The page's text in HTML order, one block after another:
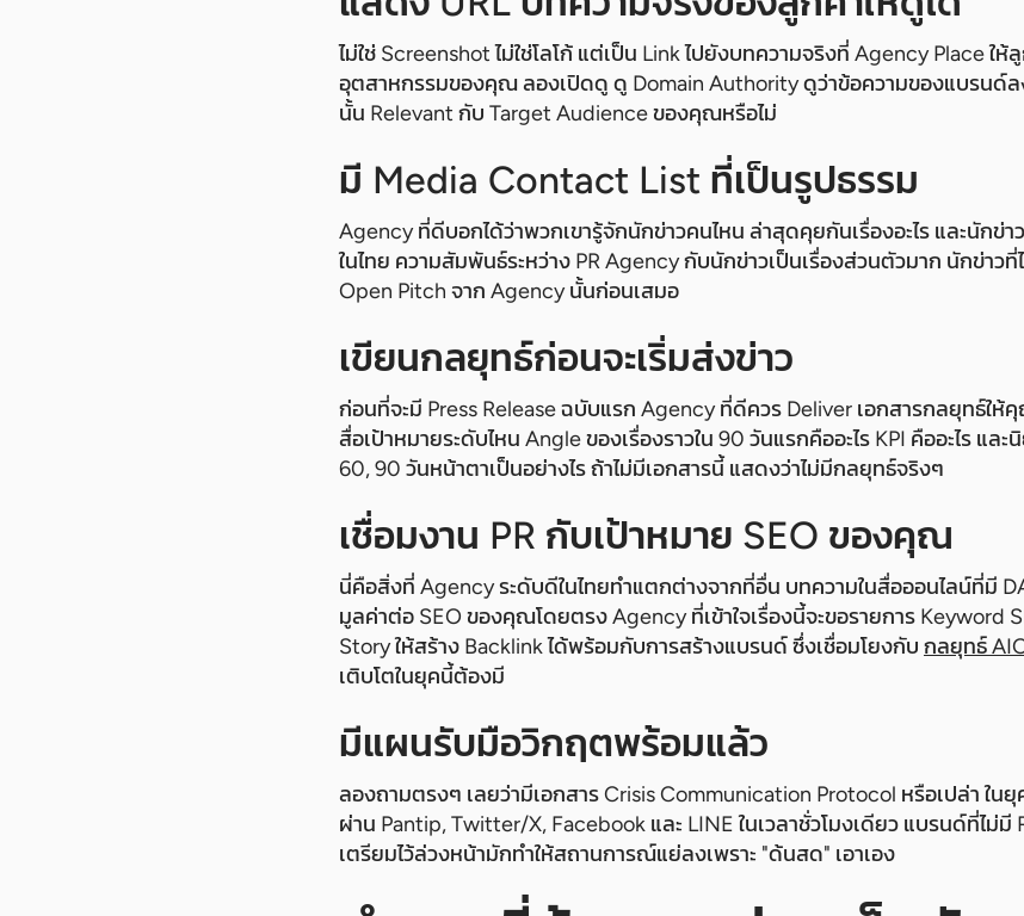
ไม่ใช่ Screenshot ไม่ใช่โลโก้ แต่เป็น Link ไปยังบทความจริงที่ Agency Place ใ
อุตสาหกรรมของคุณ ลองเปิดดู ดู Domain Authority ดูว่าข้อความของแบรนด์ล
นั้น Relevant กับ Target Audience ของคุณหรือไม่
มี Media Contact List ที่เป็นรูปธรรม
Agency ที่ดีบอกได้ว่าพวกเขารู้จักนักข่าวคนไหน ล่าสุดคุยกันเรื่องอะไร และนักข่า
ในไทย ความสัมพันธ์ระหว่าง PR Agency กับนักข่าวเป็นเรื่องส่วนตัวมาก นักข่าวที่
Open Pitch จาก Agency นั้นก่อนเสมอ
เขียนกลยุทธ์ก่อนจะเริ่มส่งข่าว
ก่อนที่จะมี Press Release ฉบับแรก Agency ที่ดีควร Deliver เอกสารกลยุทธ์ให้
สื่อเป้าหมายระดับไหน Angle ของเรื่องราวใน 90 วันแรกคืออะไร KPI คืออะไร แล
60, 90 วันหน้าตาเป็นอย่างไร ถ้าไม่มีเอกสารนี้ แสดงว่าไม่มีกลยุทธ์จริงๆ
เชื่อมงาน PR กับเป้าหมาย SEO ของคุณ
นี่คือสิ่งที่ Agency ระดับดีในไทยทำแตกต่างจากที่อื่น บทความในสื่อออนไลน์ที่มี
มูลค่าต่อ SEO ของคุณโดยตรง Agency ที่เข้าใจเรื่องนี้จะขอรายการ Keyword
Story ให้สร้าง Backlink ได้พร้อมกับการสร้างแบรนด์ ซึ่งเชื่อมโยงกับ กลยุทธ์
เติบโตในยุคนี้ต้องมี
มีแผนรับมือวิกฤตพร้อมแล้ว
ลองถามตรงๆ เลยว่ามีเอกสาร Crisis Communication Protocol หรือเปล่า ในยุ
ผ่าน Pantip, Twitter/X, Facebook และ LINE ในเวลาชั่วโมงเดียว แบรนด์ที่ไม่มี
เตรียมไว้ล่วงหน้ามักทำให้สถานการณ์แย่ลงเพราะ "ด้นสด" เอาเอง